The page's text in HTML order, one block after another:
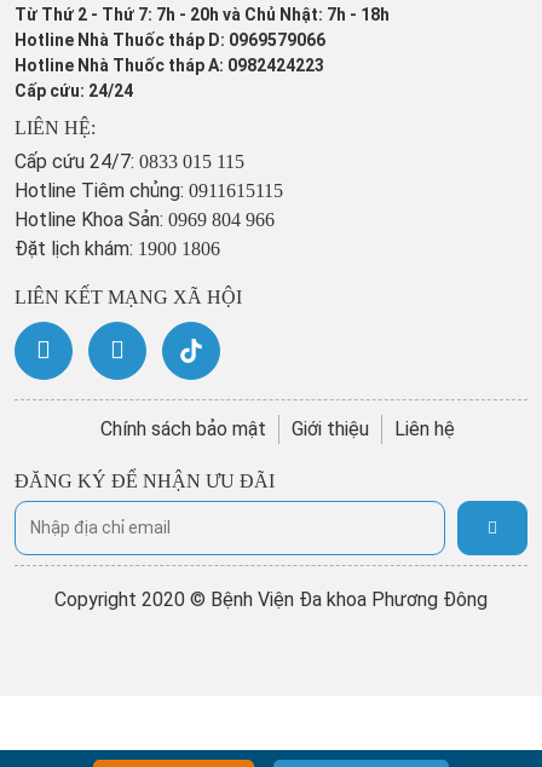
Từ Thứ 2 - Thứ 7: 7h - 20h và Chủ Nhật: 7h - 18h
Hotline Nhà Thuốc tháp D: 0969579066
Hotline Nhà Thuốc tháp A: 0982424223
Cấp cứu: 24/24
LIÊN HỆ:
Cấp cứu 24/7: 0833 015 115
Hotline Tiêm chủng: 0911615115
Hotline Khoa Sản: 0969 804 966
Đặt lịch khám: 1900 1806
LIÊN KẾT MẠNG XÃ HỘI
Chính sách bảo mật Giới thiệu Liên hệ
ĐĂNG KÝ ĐỂ NHẬN ƯU ĐÃI
Copyright 2020 © Bệnh Viện Đa khoa Phương Đông